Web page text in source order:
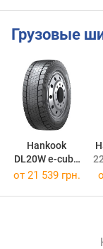
Грузовые
Hankook
DL20W e-cube
MAX
от 21 539 грн.